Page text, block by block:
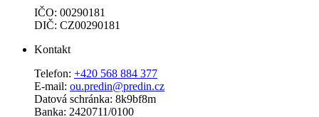
IČO: 00290181
DIČ: CZ00290181
Kontakt
Telefon: +420 568 884 377
E-mail: ou.predin@predin.cz
Datová schránka: 8k9bf8m
Banka: 2420711/0100